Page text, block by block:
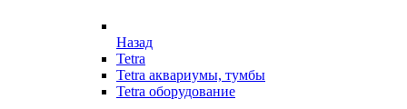
Назад
Tetra
Tetra аквариумы, тумбы
Tetra оборудование